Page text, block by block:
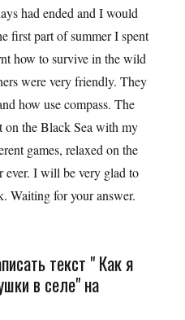
had ended and I would
first part of summer I spent
how to survive in the wild
were very friendly. They
how use compass. The
on the Black Sea with my
games, relaxed on the
ever. I will be very glad to
Waiting for your answer.
текст " Как я
в селе" на